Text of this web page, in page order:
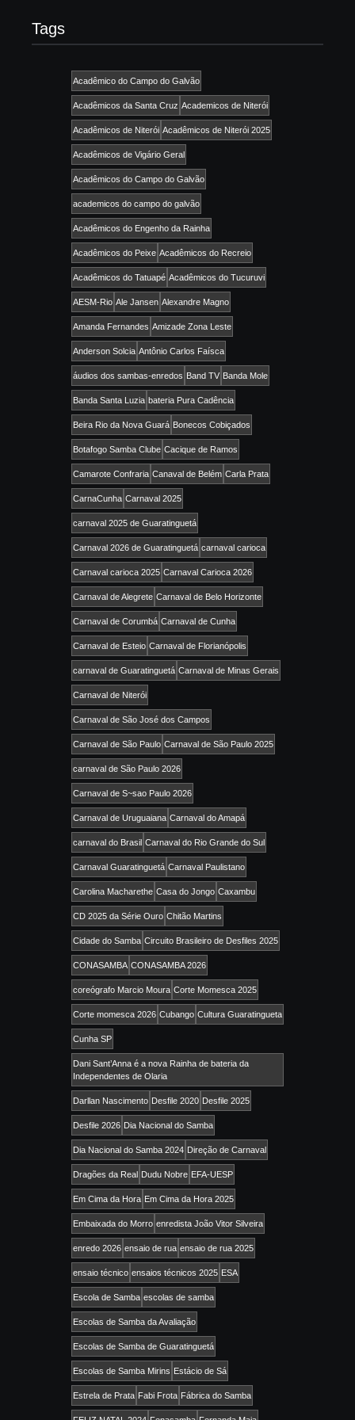
Tags
Acadêmico do Campo do Galvão
Acadêmicos da Santa Cruz Academicos de Niterói
Acadêmicos de Niterói Acadêmicos de Niterói 2025
Acadêmicos de Vigário Geral
Acadêmicos do Campo do Galvão
academicos do campo do galvão
Acadêmicos do Engenho da Rainha
Acadêmicos do Peixe Acadêmicos do Recreio
Acadêmicos do Tatuapé Acadêmicos do Tucuruvi
AESM-Rio Ale Jansen Alexandre Magno
Amanda Fernandes Amizade Zona Leste
Anderson Solcia Antônio Carlos Faísca
áudios dos sambas-enredos Band TV Banda Mole
Banda Santa Luzia bateria Pura Cadência
Beira Rio da Nova Guará Bonecos Cobiçados
Botafogo Samba Clube Cacique de Ramos
Camarote Confraria Canaval de Belém Carla Prata
CarnaCunha Carnaval 2025
carnaval 2025 de Guaratinguetá
Carnaval 2026 de Guaratinguetá carnaval carioca
Carnaval carioca 2025 Carnaval Carioca 2026
Carnaval de Alegrete Carnaval de Belo Horizonte
Carnaval de Corumbá Carnaval de Cunha
Carnaval de Esteio Carnaval de Florianópolis
carnaval de Guaratinguetá Carnaval de Minas Gerais
Carnaval de Niterói
Carnaval de São José dos Campos
Carnaval de São Paulo Carnaval de São Paulo 2025
carnaval de São Paulo 2026
Carnaval de S~sao Paulo 2026
Carnaval de Uruguaiana Carnaval do Amapá
carnaval do Brasil Carnaval do Rio Grande do Sul
Carnaval Guaratinguetá Carnaval Paulistano
Carolina Macharethe Casa do Jongo Caxambu
CD 2025 da Série Ouro Chitão Martins
Cidade do Samba Circuito Brasileiro de Desfiles 2025
CONASAMBA CONASAMBA 2026
coreógrafo Marcio Moura Corte Momesca 2025
Corte momesca 2026 Cubango Cultura Guaratingueta
Cunha SP
Dani Sant’Anna é a nova Rainha de bateria da
Independentes de Olaria
Darllan Nascimento Desfile 2020 Desfile 2025
Desfile 2026 Dia Nacional do Samba
Dia Nacional do Samba 2024 Direção de Carnaval
Dragões da Real Dudu Nobre EFA-UESP
Em Cima da Hora Em Cima da Hora 2025
Embaixada do Morro enredista João Vitor Silveira
enredo 2026 ensaio de rua ensaio de rua 2025
ensaio técnico ensaios técnicos 2025 ESA
Escola de Samba escolas de samba
Escolas de Samba da Avaliação
Escolas de Samba de Guaratinguetá
Escolas de Samba Mirins Estácio de Sá
Estrela de Prata Fabi Frota Fábrica do Samba